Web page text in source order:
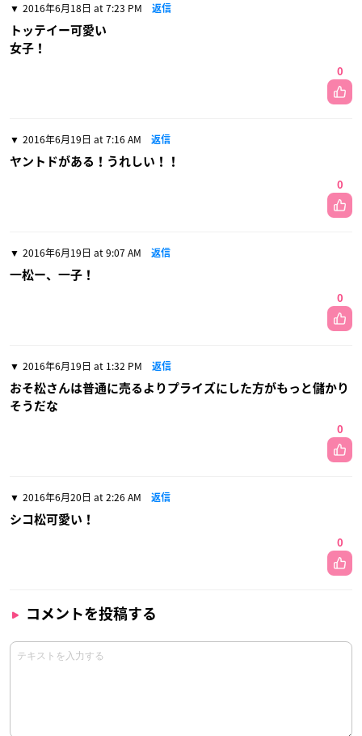
2016年6月18日 at 7:23 PM 返信
トッテイー可愛い
女子！
0
2016年6月19日 at 7:16 AM 返信
ヤントドがある！うれしい！！
0
2016年6月19日 at 9:07 AM 返信
一松ー、一子！
0
2016年6月19日 at 1:32 PM 返信
おそ松さんは普通に売るよりプライズにした方がもっと儲かり
そうだな
0
2016年6月20日 at 2:26 AM 返信
シコ松可愛い！
0
コメントを投稿する